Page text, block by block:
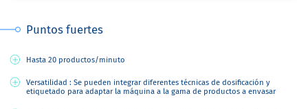
Puntos fuertes
Hasta 20 productos/minuto
Versatilidad : Se pueden integrar diferentes técnicas de dosificación y
etiquetado para adaptar la máquina a la gama de productos a envasar